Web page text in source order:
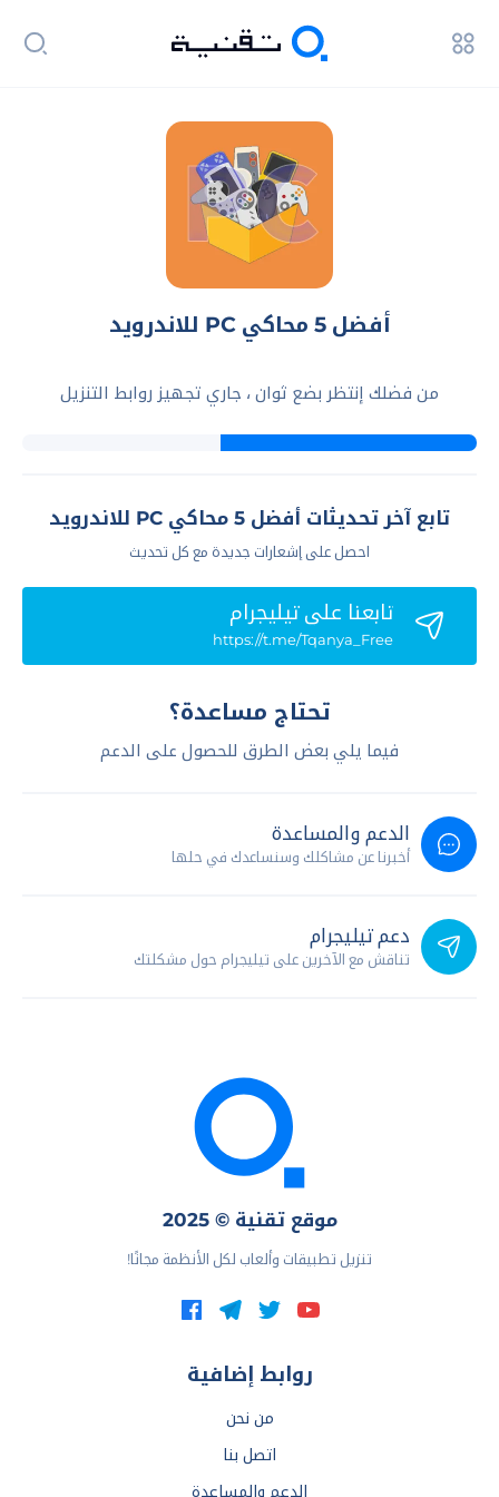
أفضل 5 محاكي PC للاندرويد
من فضلك إنتظر بضع ثوان ، جاري تجهيز روابط التنزيل
تابع آخر تحديثات أفضل 5 محاكي PC للاندرويد
احصل على إشعارات جديدة مع كل تحديث
تابعنا علي تيليجرام
https://t.me/Tqanya_Free
تحتاج مساعدة؟
فيما يلي بعض الطرق للحصول على الدعم
الدعم والمساعدة
أخبرنا عن مشاكلك وسنساعدك في حلها
دعم تيليجرام
تناقش مع الآخرين على تيليجرام حول مشكلتك
موقع تقنية © 2025
تنزيل تطبيقات وألعاب لكل الأنظمة مجانًا!
روابط إضافية
من نحن
اتصل بنا
الدعم والمساعدة